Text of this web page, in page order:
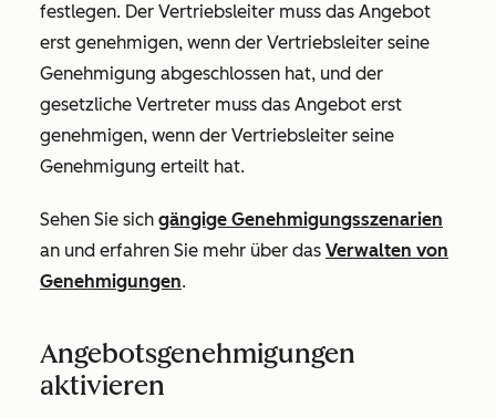
festlegen. Der Vertriebsleiter muss das Angebot
erst genehmigen, wenn der Vertriebsleiter seine
Genehmigung abgeschlossen hat, und der
gesetzliche Vertreter muss das Angebot erst
genehmigen, wenn der Vertriebsleiter seine
Genehmigung erteilt hat.
Sehen Sie sich gängige Genehmigungsszenarien
an und erfahren Sie mehr über das Verwalten von
Genehmigungen.
Angebotsgenehmigungen
aktivieren